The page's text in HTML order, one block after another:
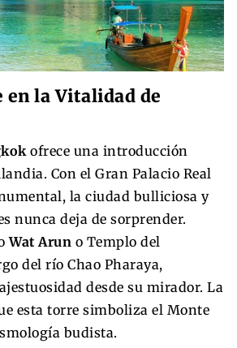
en la Vitalidad de
ofrece una introducción
Con el Gran Palacio Real
la ciudad bulliciosa y
nunca deja de sorprender.
Wat Arun o Templo del
del río Chao Pharaya,
desde su mirador. La
esta torre simboliza el Monte
budista.